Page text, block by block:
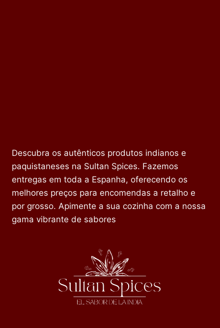
Descubra os autênticos produtos indianos e
paquistaneses na Sultan Spices. Fazemos
entregas em toda a Espanha, oferecendo os
melhores preços para encomendas a retalho e
por grosso. Apimente a sua cozinha com a nossa
gama vibrante de sabores